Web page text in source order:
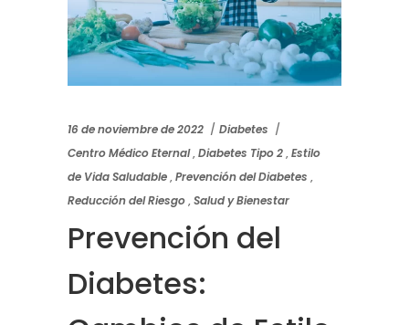
16 de noviembre de 2022
Diabetes
Centro Médico Eternal,Diabetes Tipo 2,Estilo
de Vida Saludable,Prevención del Diabetes ,
Reducción del Riesgo,Salud y Bienestar
Prevención del
Diabetes: